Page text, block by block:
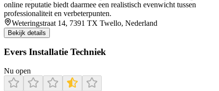
online reputatie biedt daarmee een realistisch evenwicht tussen
professionaliteit en verbeterpunten.
Weteringstraat 14, 7391 TX Twello, Nederland
Bekijk details
Evers Installatie Techniek
Nu open